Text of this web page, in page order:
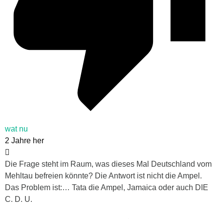
wat nu
2 Jahre her
Die Frage steht im Raum, was dieses Mal Deutschland vom
Mehltau befreien könnte? Die Antwort ist nicht die Ampel.
Das Problem ist:… Tata die Ampel, Jamaica oder auch DIE
C. D. U.